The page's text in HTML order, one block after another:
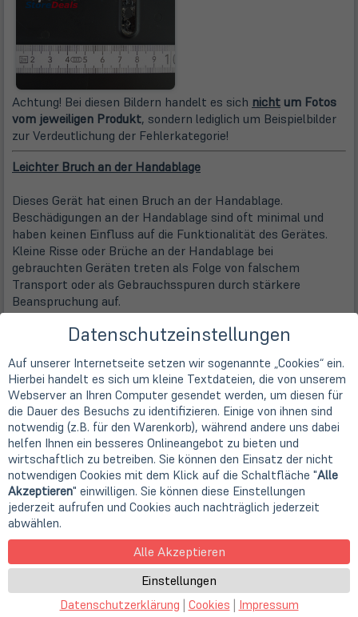
Achtung! Bei diesen Bildern handelt es sich nicht um Fotos
vom jeweiligen Produkt, sondern lediglich um Beispielbilder
zur Verdeutlichung der Fehlerkategorie!
Leichter Bruch an der Handablage
Dieses Gerät hat einen Bruch an der Handablage.
Beschädigungen an der Handablage sind oft minimal und
haben keinen Einfluss auf die Funktionalität des Gerätes.
Kleine Risse oder Brüche an der Handablage bei
gebrauchten Geräten treten als Folge von falschem
Transport oder als Gebrauchsspuren durch stärkere
Beanspruchung auf.
Beispielbilder:
Achtung! Bei diesen Bildern handelt es sich
vom jeweiligen Produkt, sondern lediglich um Beispielbilder
zur Verdeutlichung der Fehlerkategorie!
Datenschutzeinstellungen
Auf unserer Internetseite setzen wir sogenannte „Cookies“ ein.
Hierbei handelt es sich um kleine Textdateien, die von unserem
Webserver an Ihren Computer gesendet werden, um diesen für
die Dauer des Besuchs zu identifizieren. Einige von ihnen sind
notwendig (z.B. für den Warenkorb), während andere uns dabei
helfen Ihnen ein besseres Onlineangebot zu bieten und
wirtschaftlich zu betreiben. Sie können den Einsatz der nicht
notwendigen Cookies mit dem Klick auf die Schaltfläche "Alle
Akzeptieren" einwilligen. Sie können diese Einstellungen
jederzeit aufrufen und Cookies auch nachträglich jederzeit
abwählen.
Alle Akzeptieren
Einstellungen
Datenschutzerklärung | Cookies | Impressum